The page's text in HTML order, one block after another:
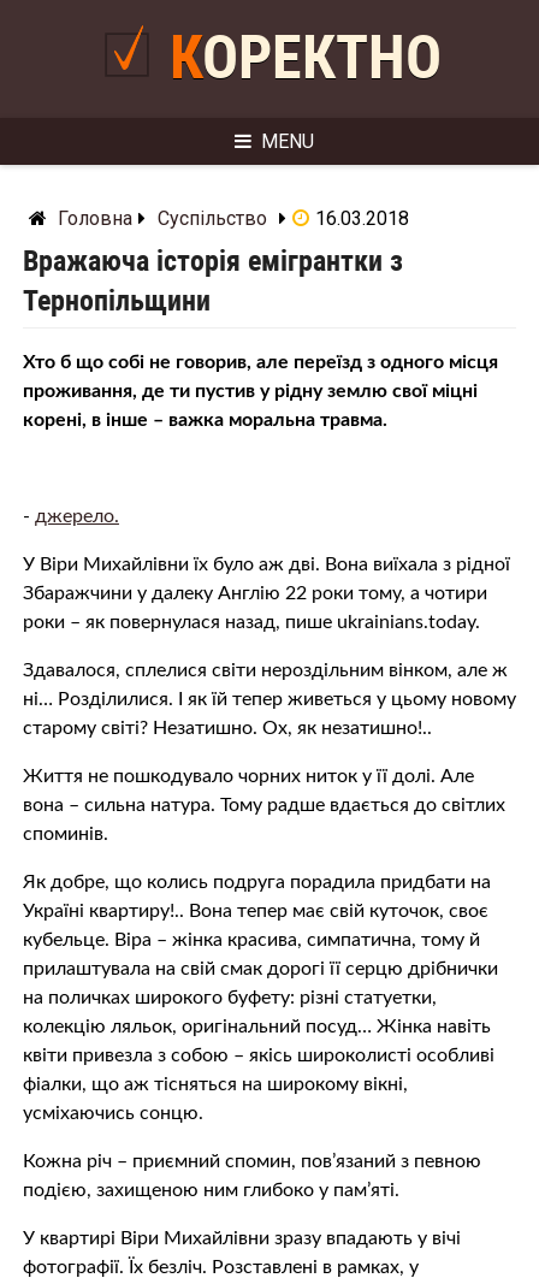
КОРЕКТНО
MENU
Головна Суспільство 16.03.2018
Вражаюча історія емігрантки з
Тернопільщини
Хто б що собі не говорив, але переїзд з одного місця
проживання, де ти пустив у рідну землю свої міцні
корені, в інше – важка моральна тpaвма.
- джерело.
У Віри Михайлівни їх було аж дві. Вона виїхала з рідної
Збаражчини у далеку Англію 22 роки тому, а чотири
роки – як повернулася назад, пише ukrainians.today.
Здавалося, сплелися світи нероздільним вінком, але ж
ні… Розділилися. І як їй тепер живеться у цьому новому
старому світі? Незатишно. Ох, як незатишно!..
Життя не пошкодувало чорних ниток у її долі. Але
вона – сильна натура. Тому радше вдається до світлих
споминів.
Як добре, що колись подруга порадила придбати на
Україні квартиру!.. Вона тепер має свій куточок, своє
кубельце. Віра – жінка красива, симпатична, тому й
прилаштувала на свій смак дорогі її серцю дрібнички
на поличках широкого буфету: різні статуетки,
колекцію ляльок, оригінальний посуд… Жінка навіть
квіти привезла з собою – якісь широколисті особливі
фіалки, що аж тісняться на широкому вікні,
усміхаючись сонцю.
Кожна річ – приємний спомин, пов’язаний з певною
подією, захищеною ним глибоко у пам’яті.
У квартирі Віри Михайлівни зразу впадають у вічі
фотографії. Їх безліч. Розставлені в рамках, у